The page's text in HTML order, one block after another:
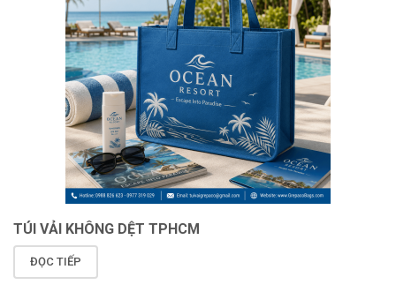
TÚI VẢI KHÔNG DỆT TPHCM
ĐỌC TIẾP